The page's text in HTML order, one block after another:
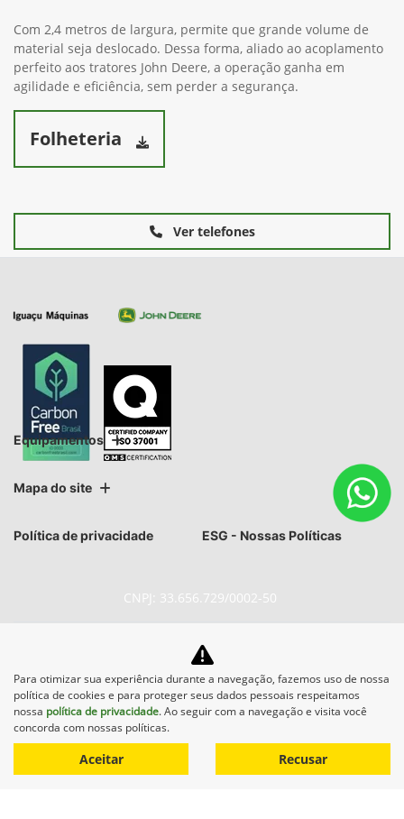
Com 2,4 metros de largura, permite que grande volume de
material seja deslocado. Dessa forma, aliado ao acoplamento
perfeito aos tratores John Deere, a operação ganha em
agilidade e eficiência, sem perder a segurança.
Folheteria
Ver telefones
Equipamentos
Mapa do site
Política de privacidade ESG - Nossas Políticas
CNPJ: 33.656.729/0002-50
No trânsito, enxergar o outro
salva vidas.
Para otimizar sua experiência durante a navegação, fazemos uso de nossa
política de cookies e para proteger seus dados pessoais respeitamos
nossa política de privacidade. Ao seguir com a navegação e visita você
concorda com nossas políticas.
Aceitar Recusar